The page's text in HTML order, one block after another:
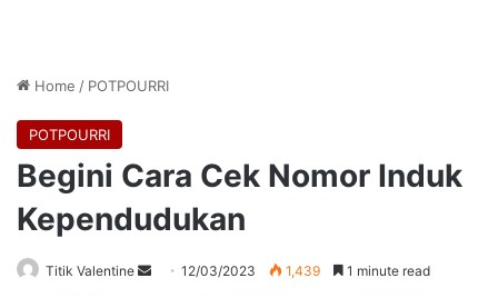
Home / POTPOURRI
POTPOURRI
Begini Cara Cek Nomor Induk
Kependudukan
Titik Valentine
Send12/03/2023 1,439 1 minute read